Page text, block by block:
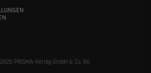
PRISMA-Verlag GmbH & Co. KG